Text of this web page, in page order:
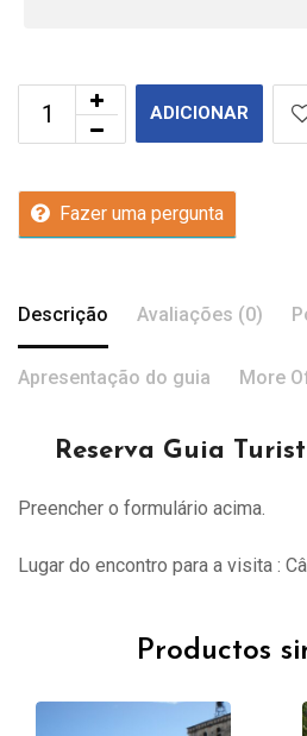
ADICIONAR
Fazer uma pergunta
Descrição Avaliações (0)
Apresentação do guia More
Reserva Guia
Preencher o formulário acima.
Lugar do encontro para a visita :
Productos